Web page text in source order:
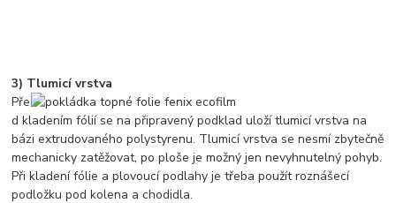
3) Tlumicí vrstva
Pře
d kladením fólií se na připravený podklad uloží tlumicí vrstva na
bázi extrudovaného polystyrenu. Tlumicí vrstva se nesmí zbytečně
mechanicky zatěžovat, po ploše je možný jen nevyhnutelný pohyb.
Při kladení fólie a plovoucí podlahy je třeba použít roznášecí
podložku pod kolena a chodidla.